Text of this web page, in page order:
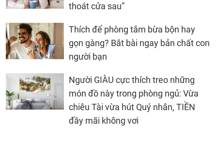
thoát cửa sau”
Thích để phòng tắm bừa bộn hay
gọn gàng? Bắt bài ngay bản chất con
người bạn
Người GIÀU cực thích treo những
món đồ này trong phòng ngủ: Vừa
chiêu Tài vừa hút Quý nhân, TIỀN
đầy mãi không vơi